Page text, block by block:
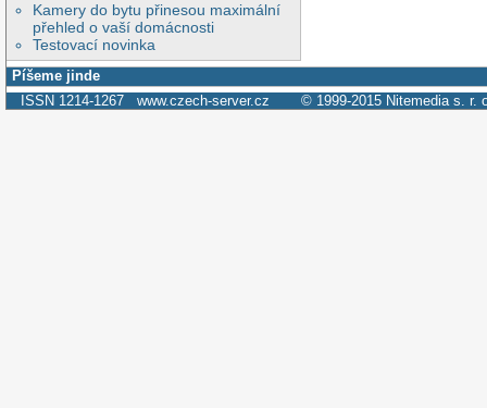
Kamery do bytu přinesou maximální
přehled o vaší domácnosti
Testovací novinka
Píšeme jinde
ISSN 1214-1267 www.czech-server.cz © 1999-2015 Nitemedia s. r.